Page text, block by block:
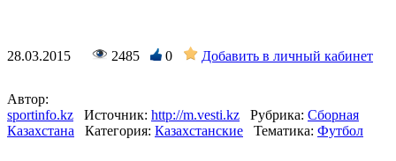
28.03.2015 2485 0 Добавить в личный кабинет
Автор:
sportinfo.kz
Источник: http://m.vesti.kz Рубрика: Сборная
Казахстана
Категория: Казахстанские Тематика: Футбол